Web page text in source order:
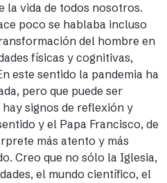
la vida de todos nosotros.
poco se hablaba incluso
del hombre en
físicas y cognitivas,
este sentido la pandemia ha
pero que puede ser
signos de reflexión y
y el Papa Francisco, de
más atento y más
Creo que no sólo la Iglesia,
el mundo científico, el